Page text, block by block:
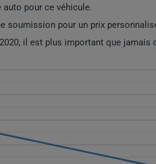
pour ce véhicule.
soumission pour un prix
il est plus important que